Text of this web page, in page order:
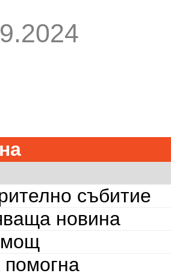
събитие
новина